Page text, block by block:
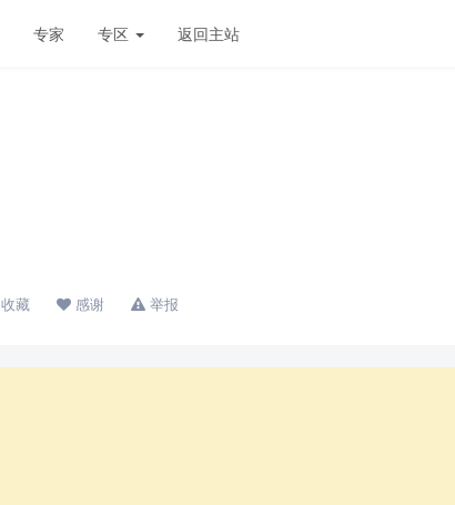
专家 专区 返回主站
收藏 感谢 举报